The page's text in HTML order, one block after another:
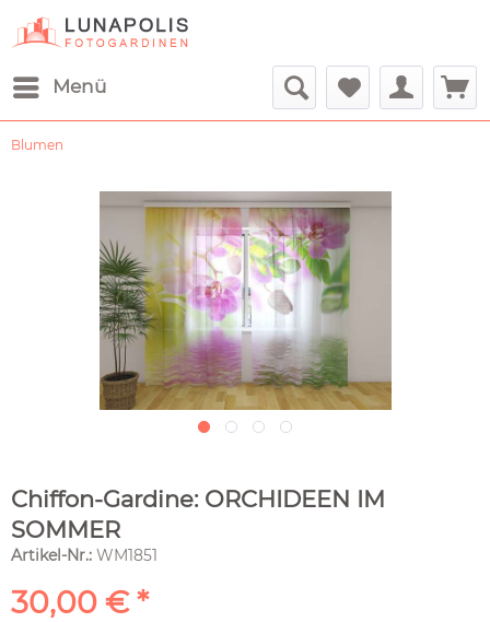
Menü
Blumen
Chiffon-Gardine: ORCHIDEEN IM
SOMMER
Artikel-Nr.: WM1851
30,00 € *